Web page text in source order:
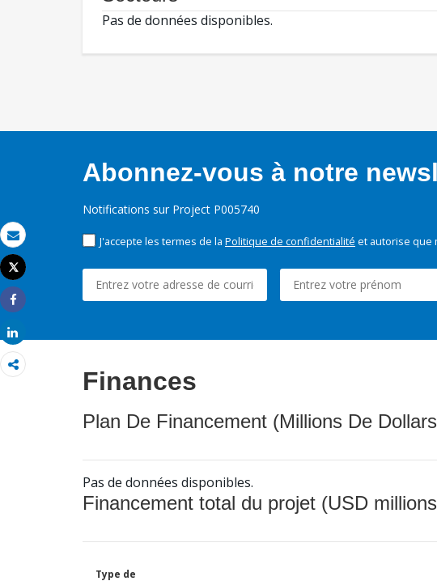
Email
Imprimer
Tweet
Share
Pas de données disponibles.
Abonnez-vous à notre
Notifications sur Project P005740
J'accepte les termes de la Politique de confidentialité et autorise que
Finances
Plan De Financement (Millions De
Pas de données disponibles.
Financement total du projet (USD
Type de